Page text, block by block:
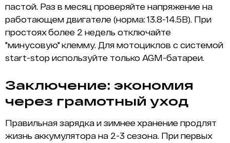
пастой. Раз в месяц проверяйте напряжение на
работающем двигателе (норма: 13.8-14.5В). При
простоях более 2 недель отключайте
"минусовую" клемму. Для мотоциклов с системой
start-stop используйте только AGM-батареи.
Заключение: экономия
через грамотный уход
Правильная зарядка и зимнее хранение продлят
жизнь аккумулятора на 2-3 сезона. При первых